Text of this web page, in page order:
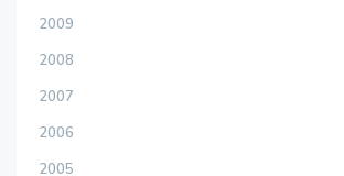
2009
2008
2007
2006
2005